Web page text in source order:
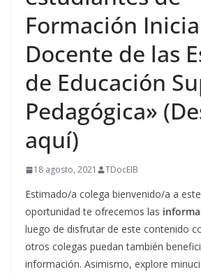
Formación
Docente de las
de Educación
Pedagógica»
aquí)
18 agosto, 2021 TDocEIB
Estimado/a colega bienvenido/a a
oportunidad te ofrecemos las
luego de disfrutar de este contenido
otros colegas puedan también
información. Asimismo, explore